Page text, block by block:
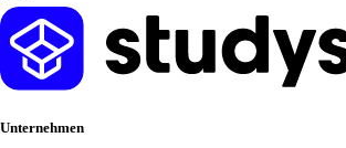
Unternehmen